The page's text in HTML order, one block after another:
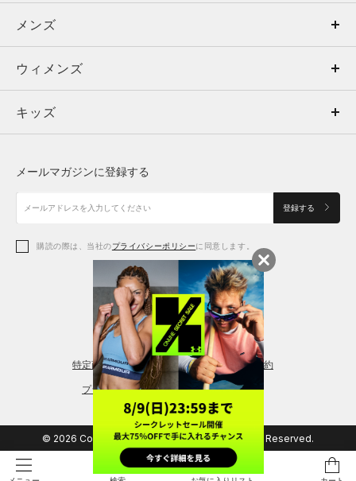
メンズ
ウィメンズ
キッズ
アクセサリー
メンズ
トップス
ボトムス
アクセサリー
ウィメンズ
トップス
シューズ
アクセサリー
レギンス＆タイツ
キッズ
シューズ
メールマガジンに登録する
登録する
購読の際は、当社のプライバシーポリシーに同意します。
特定商取引法に基づく通販の表記 会員規約
プライバシーポリシー
© 2026 Copyright DOME Corporation. All Rights Reserved.